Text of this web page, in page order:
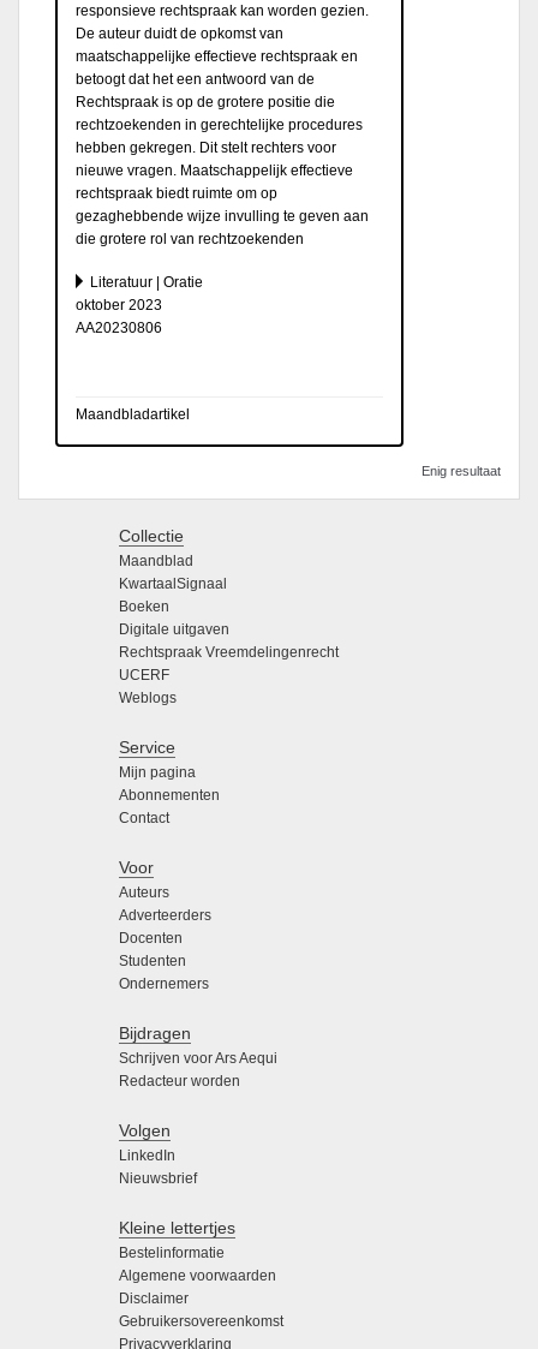
responsieve rechtspraak kan worden gezien.
De auteur duidt de opkomst van
maatschappelijke effectieve rechtspraak en
betoogt dat het een antwoord van de
Rechtspraak is op de grotere positie die
rechtzoekenden in gerechtelijke procedures
hebben gekregen. Dit stelt rechters voor
nieuwe vragen. Maatschappelijk effectieve
rechtspraak biedt ruimte om op
gezaghebbende wijze invulling te geven aan
die grotere rol van rechtzoekenden
Literatuur | Oratie
oktober 2023
AA20230806
Maandbladartikel
Enig resultaat
Collectie
Maandblad
KwartaalSignaal
Boeken
Digitale uitgaven
Rechtspraak Vreemdelingenrecht
UCERF
Weblogs
Service
Mijn pagina
Abonnementen
Contact
Voor
Auteurs
Adverteerders
Docenten
Studenten
Ondernemers
Bijdragen
Schrijven voor Ars Aequi
Redacteur worden
Volgen
LinkedIn
Nieuwsbrief
Kleine lettertjes
Bestelinformatie
Algemene voorwaarden
Disclaimer
Gebruikersovereenkomst
Privacyverklaring